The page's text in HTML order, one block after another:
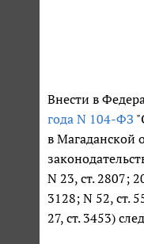
Внести в
года N 104-ФЗ
в Магаданской
N 23, ст. 2807;
3128; N 52, ст.
27, ст. 3453)